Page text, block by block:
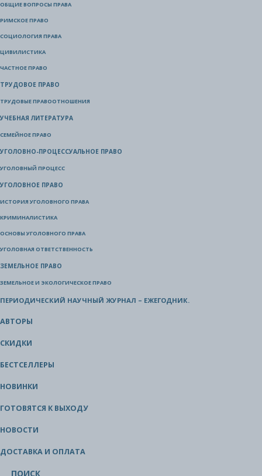
ОБЩИЕ ВОПРОСЫ ПРАВА
РИМСКОЕ ПРАВО
СОЦИОЛОГИЯ ПРАВА
ЦИВИЛИСТИКА
ЧАСТНОЕ ПРАВО
ТРУДОВОЕ ПРАВО
ТРУДОВЫЕ ПРАВООТНОШЕНИЯ
УЧЕБНАЯ ЛИТЕРАТУРА
СЕМЕЙНОЕ ПРАВО
УГОЛОВНО-ПРОЦЕССУАЛЬНОЕ ПРАВО
УГОЛОВНЫЙ ПРОЦЕСС
УГОЛОВНОЕ ПРАВО
ИСТОРИЯ УГОЛОВНОГО ПРАВА
КРИМИНАЛИСТИКА
ОСНОВЫ УГОЛОВНОГО ПРАВА
УГОЛОВНАЯ ОТВЕТСТВЕННОСТЬ
ЗЕМЕЛЬНОЕ ПРАВО
ЗЕМЕЛЬНОЕ И ЭКОЛОГИЧЕСКОЕ ПРАВО
ПЕРИОДИЧЕСКИЙ НАУЧНЫЙ ЖУРНАЛ – ЕЖЕГОДНИК.
АВТОРЫ
СКИДКИ
БЕСТСЕЛЛЕРЫ
НОВИНКИ
ГОТОВЯТСЯ К ВЫХОДУ
НОВОСТИ
ДОСТАВКА И ОПЛАТА
ПОИСК